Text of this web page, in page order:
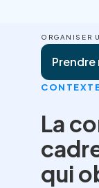
ORGANISER
La
qui